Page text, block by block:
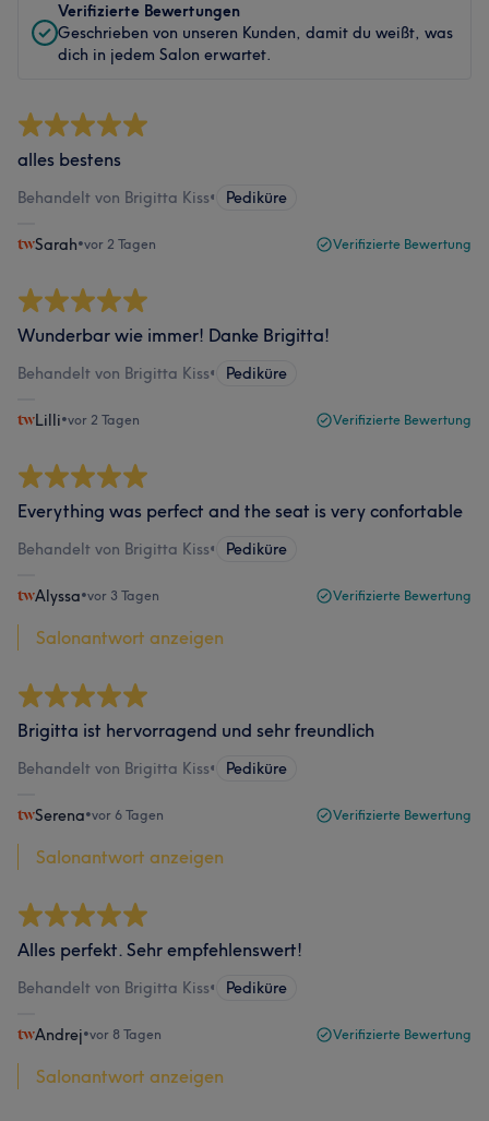
Verifizierte Bewertungen
Geschrieben von unseren Kunden, damit du weißt, was
dich in jedem Salon erwartet.
alles bestens
Behandelt von Brigitta Kiss• Pediküre
Sarah•vor 2 Tagen Verifizierte Bewertung
Wunderbar wie immer! Danke Brigitta!
Behandelt von Brigitta Kiss• Pediküre
Lilli•vor 2 Tagen Verifizierte Bewertung
Everything was perfect and the seat is very confortable
Behandelt von Brigitta Kiss• Pediküre
Alyssa•vor 3 Tagen Verifizierte Bewertung
Salonantwort anzeigen
Brigitta ist hervorragend und sehr freundlich
Behandelt von Brigitta Kiss• Pediküre
Serena•vor 6 Tagen Verifizierte Bewertung
Salonantwort anzeigen
Alles perfekt. Sehr empfehlenswert!
Behandelt von Brigitta Kiss• Pediküre
Andrej•vor 8 Tagen Verifizierte Bewertung
Salonantwort anzeigen